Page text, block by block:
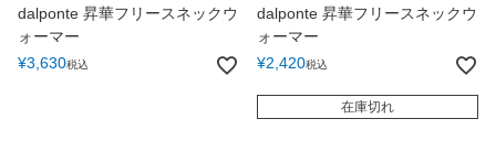
dalponte 昇華フリースネックウ
ォーマー
¥3,630税込
dalponte 昇華フリースネックウ
ォーマー
¥2,420税込
在庫切れ